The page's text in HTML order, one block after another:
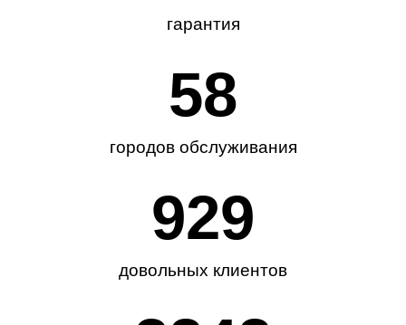
гарантия
городов обслуживания
62
довольных клиентов
985